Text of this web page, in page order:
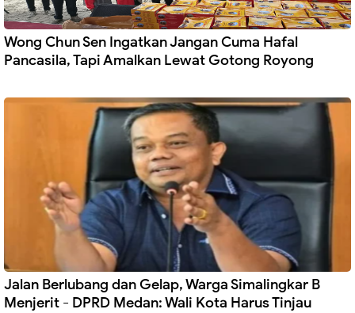
Wong Chun Sen Ingatkan Jangan Cuma Hafal
Pancasila, Tapi Amalkan Lewat Gotong Royong
Jalan Berlubang dan Gelap, Warga Simalingkar B
Menjerit - DPRD Medan: Wali Kota Harus Tinjau